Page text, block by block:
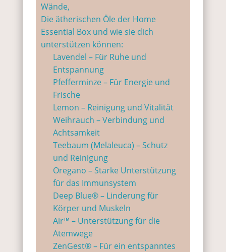
Wände,
Die ätherischen Öle der Home
Essential Box und wie sie dich
unterstützen können:
Lavendel – Für Ruhe und
Entspannung
Pfefferminze – Für Energie und
Frische
Lemon – Reinigung und Vitalität
Weihrauch – Verbindung und
Achtsamkeit
Teebaum (Melaleuca) – Schutz
und Reinigung
Oregano – Starke Unterstützung
für das Immunsystem
Deep Blue® – Linderung für
Körper und Muskeln
Air™ – Unterstützung für die
Atemwege
ZenGest® – Für ein entspanntes